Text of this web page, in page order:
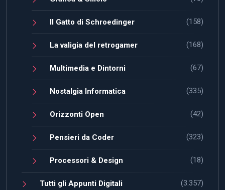
Il Gatto di Schroedinger (158)
La valigia del retrogamer (168)
Multimedia e Dintorni (67)
Nostalgia Informatica (335)
Orizzonti Open (42)
Pensieri da Coder (323)
Processori & Design (18)
Tutti gli Appunti Digitali (3.357)